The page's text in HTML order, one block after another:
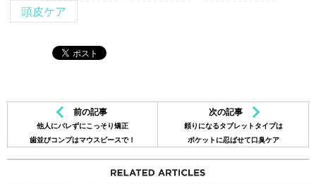
頭皮ケア
前の記事
他人にバレずにこっそり矯正
歯並びコンプはマウスピースで！
次の記事
頼りになるタブレットタイプは
ポケットに忍ばせて口臭ケア